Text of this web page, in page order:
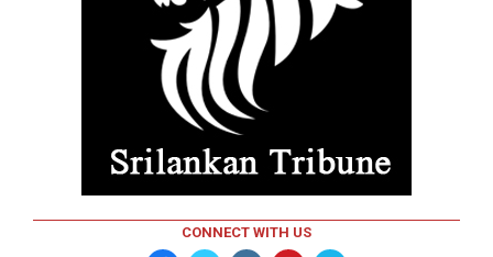
CONNECT WITH US